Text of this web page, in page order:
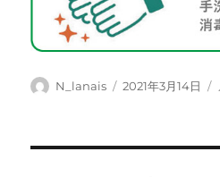
投
N_lanais
投
2021年3月14日